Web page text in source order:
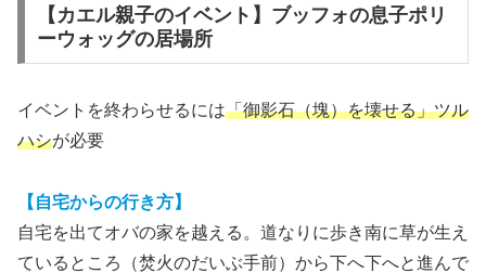
【カエル親子のイベント】ブッフォの息子ポリ
ーウォッグの居場所
イベントを終わらせるには「御影石（塊）を壊せる」ツル
ハシが必要
【自宅からの行き方】
自宅を出てオバの家を越える。道なりに歩き南に草が生え
ているところ（焚火のだいぶ手前）から下へ下へと進んで